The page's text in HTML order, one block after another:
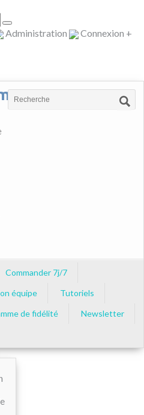
Administration Connexion +
Commander 7j/7
équipe
Tutoriels
de fidélité
Newsletter